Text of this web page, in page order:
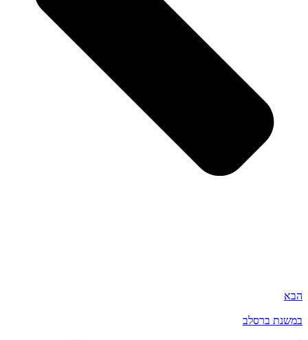
הבא
במשנת ברסלב